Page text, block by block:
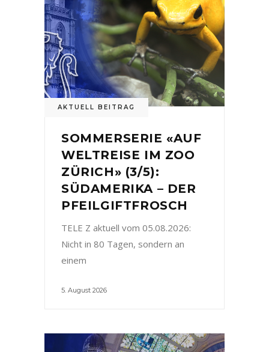
AKTUELL BEITRAG
SOMMERSERIE «AUF
WELTREISE IM ZOO
ZÜRICH» (3/5):
SÜDAMERIKA – DER
PFEILGIFTFROSCH
TELE Z aktuell vom 05.08.2026:
Nicht in 80 Tagen, sondern an
einem
5. August 2026